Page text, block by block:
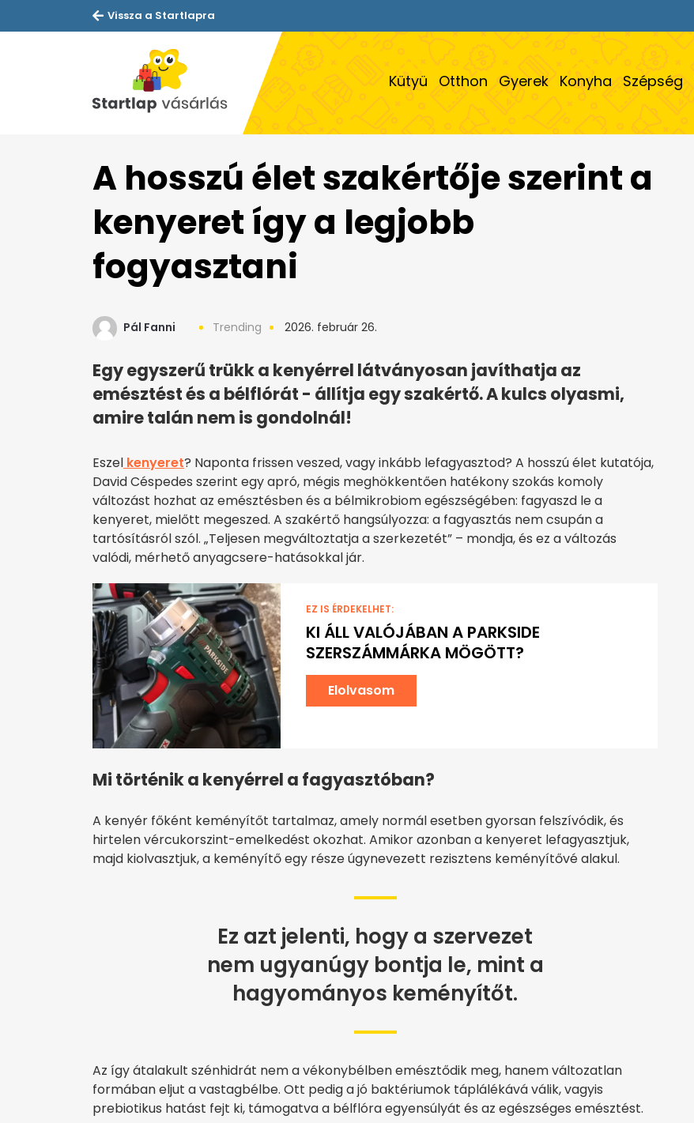
Vissza a Startlapra
Kütyü Otthon Gyerek Konyha Szépség
A hosszú élet szakértője szerint a
kenyeret így a legjobb
fogyasztani
Pál Fanni Trending 2026. február 26.
Egy egyszerű trükk a kenyérrel látványosan javíthatja az
emésztést és a bélflórát - állítja egy szakértő. A kulcs olyasmi,
amire talán nem is gondolnál!
Eszel kenyeret? Naponta frissen veszed, vagy inkább lefagyasztod? A hosszú élet kutatója,
David Céspedes szerint egy apró, mégis meghökkentően hatékony szokás komoly
változást hozhat az emésztésben és a bélmikrobiom egészségében: fagyaszd le a
kenyeret, mielőtt megeszed. A szakértő hangsúlyozza: a fagyasztás nem csupán a
tartósításról szól. „Teljesen megváltoztatja a szerkezetét” – mondja, és ez a változás
valódi, mérhető anyagcsere-hatásokkal jár.
EZ IS ÉRDEKELHET:
KI ÁLL VALÓJÁBAN A PARKSIDE
SZERSZÁMMÁRKA MÖGÖTT?
Elolvasom
Mi történik a kenyérrel a fagyasztóban?
A kenyér főként keményítőt tartalmaz, amely normál esetben gyorsan felszívódik, és
hirtelen vércukorszint-emelkedést okozhat. Amikor azonban a kenyeret lefagyasztjuk,
majd kiolvasztjuk, a keményítő egy része úgynevezett rezisztens keményítővé alakul.
Ez azt jelenti, hogy a szervezet
nem ugyanúgy bontja le, mint a
hagyományos keményítőt.
Az így átalakult szénhidrát nem a vékonybélben emésztődik meg, hanem változatlan
formában eljut a vastagbélbe. Ott pedig a jó baktériumok táplálékává válik, vagyis
prebiotikus hatást fejt ki, támogatva a bélflóra egyensúlyát és az egészséges emésztést.